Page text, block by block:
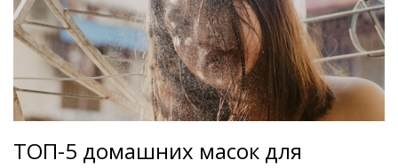
ТОП-5 домашних масок для